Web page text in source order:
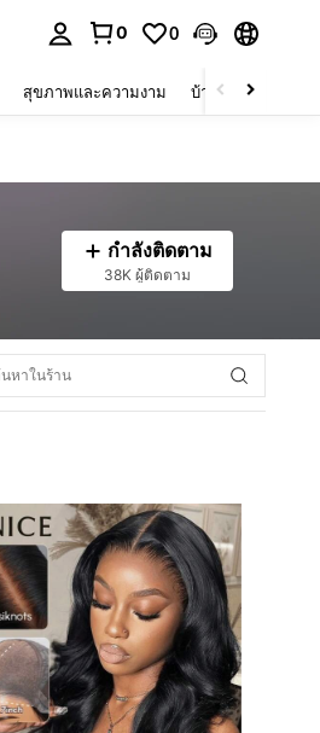
0 0
สุขภาพและความงาม บ้านและที่อยู่อาศัย
กำลังติดตาม
38K ผู้ติดตาม